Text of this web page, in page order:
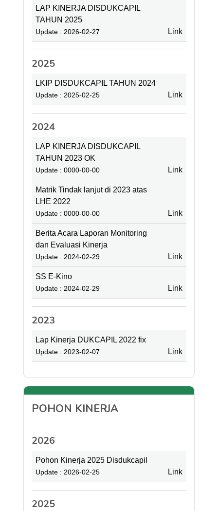
LAP KINERJA DISDUKCAPIL
TAHUN 2025
Update : 2026-02-27 Link
2025
LKIP DISDUKCAPIL TAHUN 2024
Update : 2025-02-25 Link
2024
LAP KINERJA DISDUKCAPIL
TAHUN 2023 OK
Update : 0000-00-00 Link
Matrik Tindak lanjut di 2023 atas
LHE 2022
Update : 0000-00-00 Link
Berita Acara Laporan Monitoring
dan Evaluasi Kinerja
Update : 2024-02-29 Link
SS E-Kino
Update : 2024-02-29 Link
2023
Lap Kinerja DUKCAPIL 2022 fix
Update : 2023-02-07 Link
POHON KINERJA
2026
Pohon Kinerja 2025 Disdukcapil
Update : 2026-02-25 Link
2025